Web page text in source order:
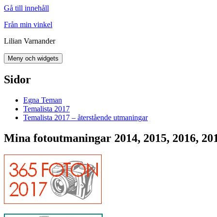
Gå till innehåll
Från min vinkel
Lilian Varnander
Meny och widgets
Sidor
Egna Teman
Temalista 2017
Temalista 2017 – återstående utmaningar
Mina fotoutmaningar 2014, 2015, 2016,